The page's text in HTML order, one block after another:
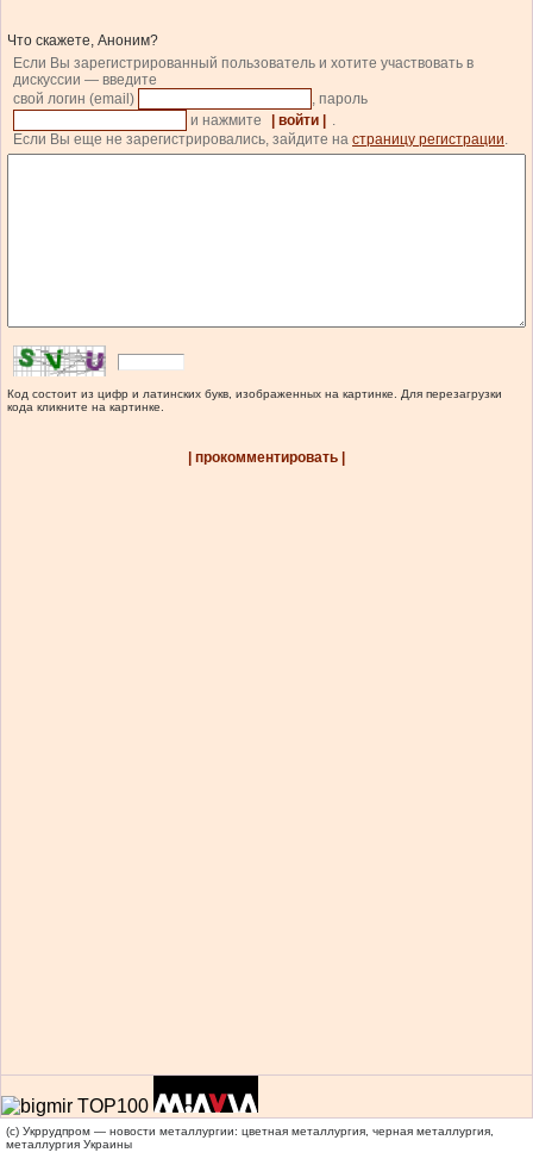
Что скажете, Аноним?
Если Вы зарегистрированный пользователь и хотите участвовать в
дискуссии — введите
свой логин (email)
, пароль
и нажмите
| войти |
.
Если Вы еще не зарегистрировались, зайдите на страницу регистрации.
Код состоит из цифр и латинских букв, изображенных на картинке. Для перезагрузки
кода кликните на картинке.
| прокомментировать |
(c) Укррудпром — новости металлургии: цветная металлургия, черная металлургия,
металлургия Украины